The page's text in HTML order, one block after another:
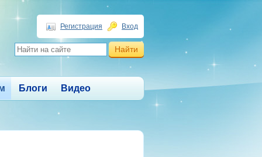
Регистрация Вход
Блоги Видео